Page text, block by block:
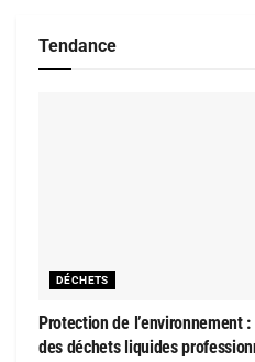
Tendance
DÉCHETS
Protection de l’environnement
des déchets liquides